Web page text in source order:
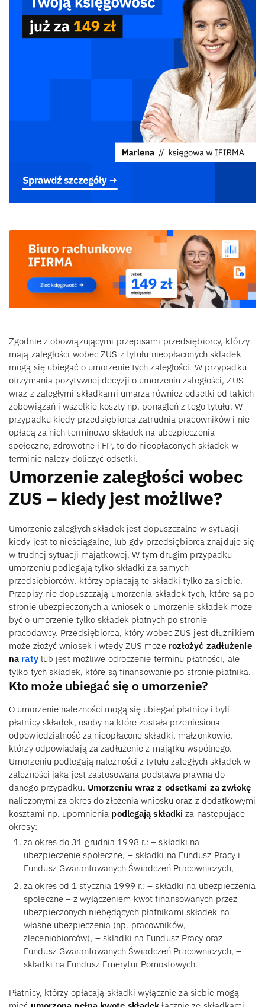
Zgodnie z obowiązującymi przepisami przedsiębiorcy, którzy
mają zaległości wobec ZUS z tytułu nieopłaconych składek
mogą się ubiegać o umorzenie tych zaległości. W przypadku
otrzymania pozytywnej decyzji o umorzeniu zaległości, ZUS
wraz z zaległymi składkami umarza również odsetki od takich
zobowiązań i wszelkie koszty np. ponagleń z tego tytułu. W
przypadku kiedy przedsiębiorca zatrudnia pracowników i nie
opłacą za nich terminowo składek na ubezpieczenia
społeczne, zdrowotne i FP, to do nieopłaconych składek w
terminie należy doliczyć odsetki.
Umorzenie zaległości wobec
ZUS – kiedy jest możliwe?
Umorzenie zaległych składek jest dopuszczalne w sytuacji
kiedy jest to nieściągalne, lub gdy przedsiębiorca znajduje się
w trudnej sytuacji majątkowej. W tym drugim przypadku
umorzeniu podlegają tylko składki za samych
przedsiębiorców, którzy opłacają te składki tylko za siebie.
Przepisy nie dopuszczają umorzenia składek tych, które są po
stronie ubezpieczonych a wniosek o umorzenie składek może
być o umorzenie tylko składek płatnych po stronie
pracodawcy. Przedsiębiorca, który wobec ZUS jest dłużnikiem
może złożyć wniosek i wtedy ZUS może rozłożyć zadłużenie
na ratylub jest możliwe odroczenie terminu płatności, ale
tylko tych składek, które są finansowanie po stronie płatnika.
Kto może ubiegać się o umorzenie?
O umorzenie należności mogą się ubiegać płatnicy i byli
płatnicy składek, osoby na które została przeniesiona
odpowiedzialność za nieopłacone składki, małżonkowie,
którzy odpowiadają za zadłużenie z majątku wspólnego.
Umorzeniu podlegają należności z tytułu zaległych składek w
zależności jaka jest zastosowana podstawa prawna do
danego przypadku. Umorzeniu wraz z odsetkami za zwłokę
naliczonymi za okres do złożenia wniosku oraz z dodatkowymi
kosztami np. upomnienia podlegają składki za następujące
okresy:
za okres do 31 grudnia 1998 r.: – składki na
ubezpieczenie społeczne, – składki na Fundusz Pracy i
Fundusz Gwarantowanych Świadczeń Pracowniczych,
za okres od 1 stycznia 1999 r.: – składki na ubezpieczenia
społeczne – z wyłączeniem kwot finansowanych przez
ubezpieczonych niebędących płatnikami składek na
własne ubezpieczenia (np. pracowników,
zleceniobiorców), – składki na Fundusz Pracy oraz
Fundusz Gwarantowanych Świadczeń Pracowniczych, –
składki na Fundusz Emerytur Pomostowych.
Płatnicy, którzy opłacają składki wyłącznie za siebie mogą